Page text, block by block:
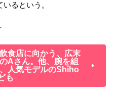
るという。
食店に向かう、広末
Aさん。他、腕を組
人気モデルのShiho
も